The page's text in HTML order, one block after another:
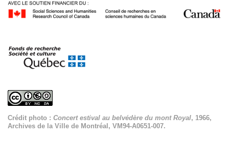
Crédit photo : Concert estival au belvédère du mont Royal, 1966,
Archives de la Ville de Montréal, VM94-A0651-007.